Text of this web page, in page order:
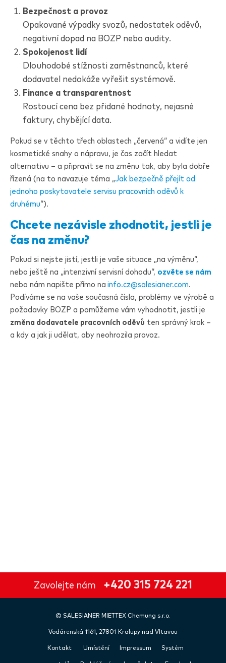
Bezpečnost a provoz
Opakované výpadky svozů, nedostatek oděvů,
negativní dopad na BOZP nebo audity.
Spokojenost lidí
Dlouhodobé stížnosti zaměstnanců, které
dodavatel nedokáže vyřešit systémově.
Finance a transparentnost
Rostoucí cena bez přidané hodnoty, nejasné
faktury, chybějící data.
Pokud se v těchto třech oblastech „červená“ a vidíte jen
kosmetické snahy o nápravu, je čas začít hledat
alternativu – a připravit se na změnu tak, aby byla dobře
řízená (na to navazuje téma „Jak bezpečně přejít od
jednoho poskytovatele servisu pracovních oděvů k
druhému“).
Chcete nezávisle zhodnotit, jestli je
čas na změnu?
Pokud si nejste jistí, jestli je vaše situace „na výměnu“,
nebo ještě na „intenzivní servisní dohodu“, ozvěte se nám
nebo nám napište přímo na info.cz@salesianer.com.
Podíváme se na vaše současná čísla, problémy ve výrobě a
požadavky BOZP a pomůžeme vám vyhodnotit, jestli je
změna dodavatele pracovních oděvů ten správný krok –
a kdy a jak ji udělat, aby neohrozila provoz.
Zavolejte nám +420 315 724 221
© SALESIANER MIETTEX Chemung s.r.o.
Vodárenská 1161, 27801 Kralupy nad Vltavou
Kontakt Umístění Impressum Systém